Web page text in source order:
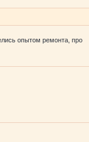
опытом ремонта, про